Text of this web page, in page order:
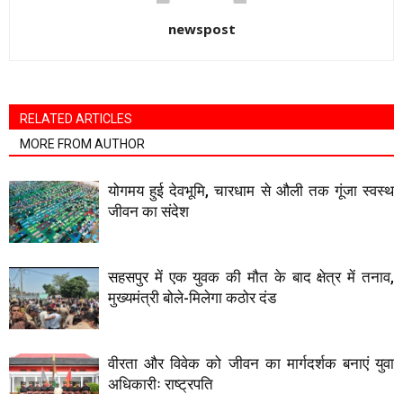
newspost
RELATED ARTICLES
MORE FROM AUTHOR
योगमय हुई देवभूमि, चारधाम से औली तक गूंजा स्वस्थ
जीवन का संदेश
सहसपुर में एक युवक की मौत के बाद क्षेत्र में तनाव,
मुख्यमंत्री बोले-मिलेगा कठोर दंड
वीरता और विवेक को जीवन का मार्गदर्शक बनाएं युवा
अधिकारीः राष्ट्रपति